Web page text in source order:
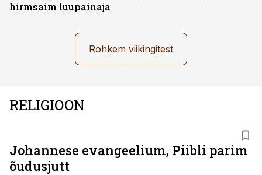
hirmsaim luupainaja
Rohkem viikingitest
RELIGIOON
Johannese evangeelium, Piibli parim
õudusjutt